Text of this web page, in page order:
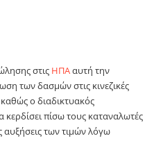
στις ΗΠΑαυτή την
των δασμών στις κινεζικές
ο διαδικτυακός
κερδίσει πίσω τους καταναλωτές
των τιμών λόγω